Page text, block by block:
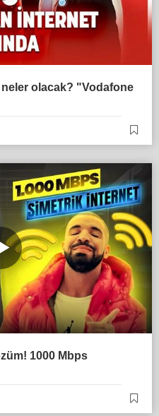
olacak? "Vodafone
1000 Mbps